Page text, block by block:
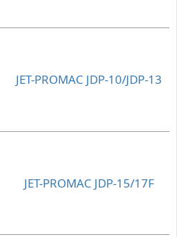
JET-PROMAC JDP-10/JDP-13
JET-PROMAC JDP-15/17F